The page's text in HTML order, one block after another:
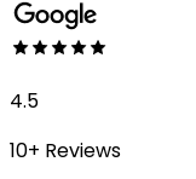
4.5
10+ Reviews